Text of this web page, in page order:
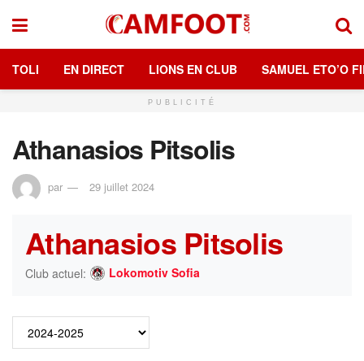
TOLI EN DIRECT LIONS EN CLUB SAMUEL ETO’O
PUBLICITÉ
Athanasios Pitsolis
par 29 juillet 2024
Athanasios Pitsolis
Club actuel: Lokomotiv Sofia